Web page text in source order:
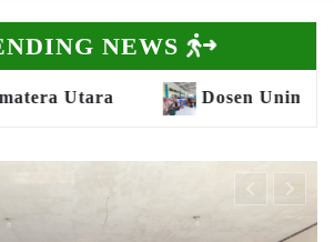
NEWS
Ilmiah bagi Guru MGMP